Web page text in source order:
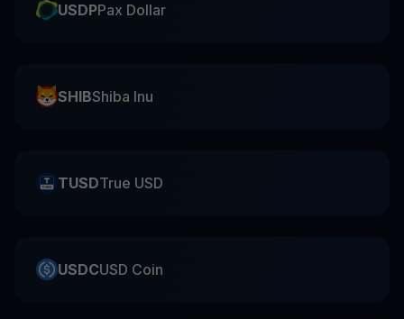
USDPPax Dollar
SHIBShiba Inu
TUSDTrue USD
USDCUSD Coin